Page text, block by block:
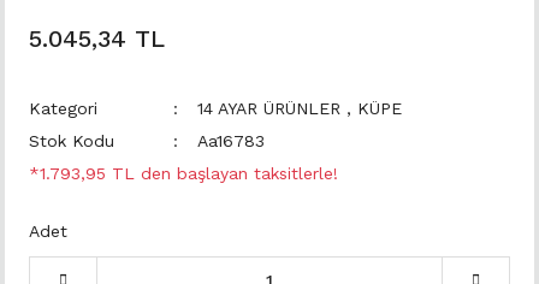
5.045,34 TL
Kategori 14 AYAR ÜRÜNLER , KÜPE
Stok Kodu
Aa16783
*1.793,95 TL den başlayan taksitlerle!
Adet